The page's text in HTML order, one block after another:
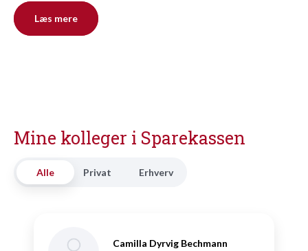
Læs mere
Mine kolleger i Sparekassen
Alle Privat Erhverv
Camilla Dyrvig Bechmann